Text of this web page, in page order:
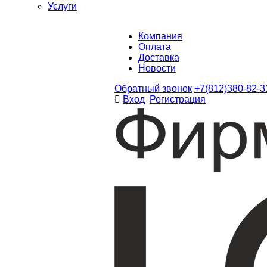
Услуги
Компания
Оплата
Доставка
Новости
Обратный звонок +7(812)380-82-
Вход
Регистрация